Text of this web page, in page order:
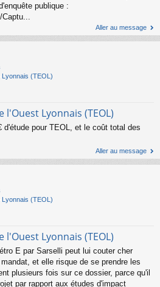
publique :
Aller au message
(TEOL)
l'Ouest Lyonnais (TEOL)
d'étude pour TEOL, et le coût total des
Aller au message
(TEOL)
l'Ouest Lyonnais (TEOL)
E par Sarselli peut lui couter cher
et elle risque de se prendre les
plusieurs fois sur ce dossier, parce qu'il
par rapport aux études d'impact